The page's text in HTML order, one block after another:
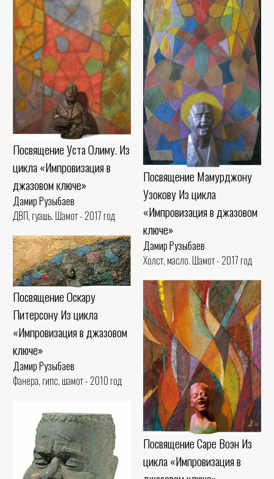
Посвящение Уста Олиму. Из
цикла «Импровизация в
джазовом ключе»
Дамир Рузыбаев
ДВП, гуашь. Шамот - 2017 год
Посвящение Мамурджону
Узокову Из цикла
«Импровизация в джазовом
ключе»
Дамир Рузыбаев
Холст, масло. Шамот - 2017 год
Посвящение Оскару
Питерсону Из цикла
«Импровизация в джазовом
ключе»
Дамир Рузыбаев
Фанера, гипс, шамот - 2010 год
Посвящение Саре Воэн Из
цикла «Импровизация в